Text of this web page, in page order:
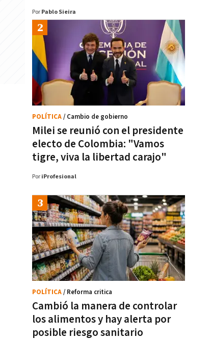
Por Pablo Sieira
Milei se reunió con el presidente
electo de Colombia: "Vamos
tigre, viva la libertad carajo"
POLÍTICA/ Cambio de gobierno
Por iProfesional
Cambió la manera de controlar
los alimentos y hay alerta por
posible riesgo sanitario
POLÍTICA/ Reforma critica